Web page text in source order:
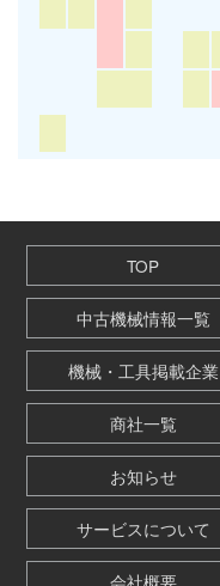
TOP
中古機械情報一覧
機械・工具掲載企業
商社一覧
お知らせ
サービスについて
会社概要